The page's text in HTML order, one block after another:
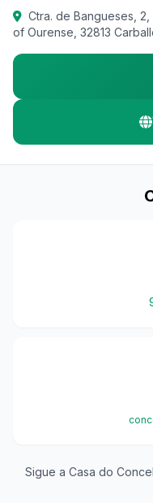
Ctra. de Bangueses,
of Ourense, 32813
Sigue a Casa do